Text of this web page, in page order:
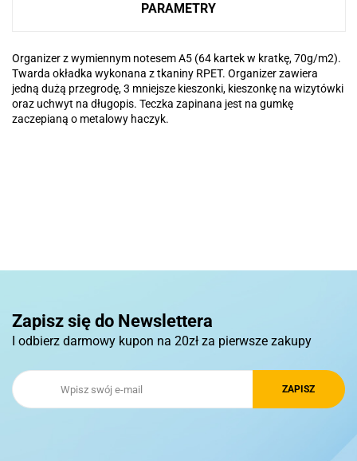
PARAMETRY
Organizer z wymiennym notesem A5 (64 kartek w kratkę, 70g/m2).
Twarda okładka wykonana z tkaniny RPET. Organizer zawiera
jedną dużą przegrodę, 3 mniejsze kieszonki, kieszonkę na wizytówki
oraz uchwyt na długopis. Teczka zapinana jest na gumkę
zaczepianą o metalowy haczyk.
Royal Design
Zapisz się do Newslettera
I odbierz darmowy kupon na 20zł za pierwsze zakupy